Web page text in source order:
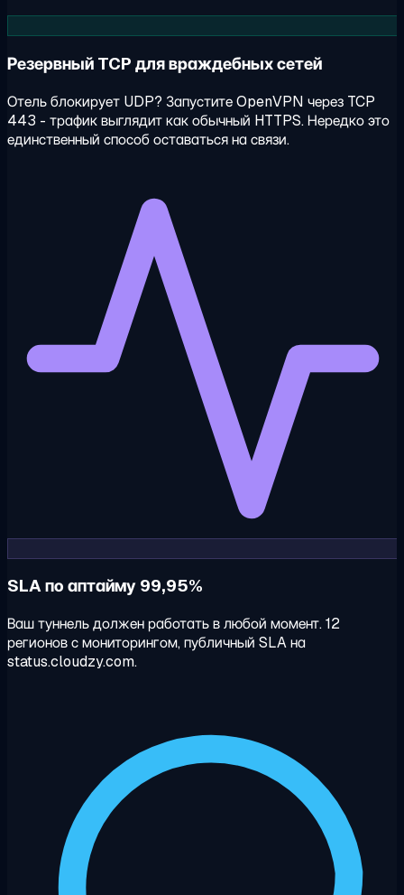
Резервный TCP для враждебных сетей
Отель блокирует UDP? Запустите OpenVPN через TCP
443 - трафик выглядит как обычный HTTPS. Нередко это
единственный способ оставаться на связи.
SLA по аптайму 99,95%
Ваш туннель должен работать в любой момент. 12
регионов с мониторингом, публичный SLA на
status.cloudzy.com.